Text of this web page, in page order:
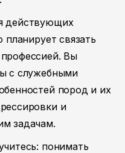
действующих
планирует связать
Вы
с служебными
пород и их
и
задачам.
понимать